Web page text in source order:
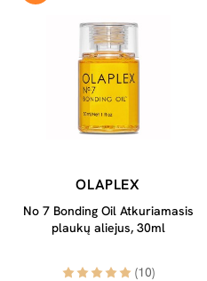
OLAPLEX
No 7 Bonding Oil Atkuriamasis
plaukų aliejus, 30ml
(10)